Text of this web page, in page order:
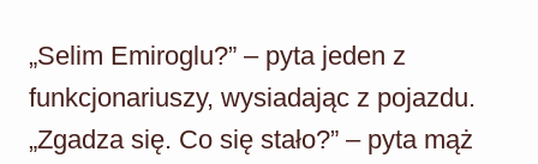
„Selim Emiroglu?” – pyta jeden z
funkcjonariuszy, wysiadając z pojazdu.
„Zgadza się. Co się stało?” – pyta mąż